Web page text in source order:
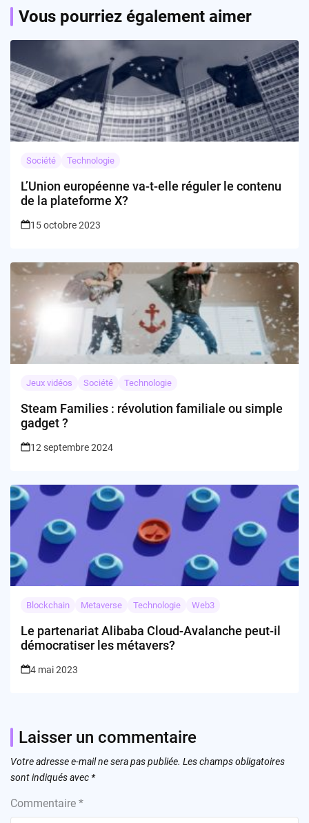
Vous pourriez également aimer
Société Technologie
L’Union européenne va-t-elle réguler le contenu
de la plateforme X?
15 octobre 2023
Jeux vidéos Société Technologie
Steam Families : révolution familiale ou simple
gadget ?
12 septembre 2024
Blockchain Metaverse Technologie Web3
Le partenariat Alibaba Cloud-Avalanche peut-il
démocratiser les métavers?
4 mai 2023
Laisser un commentaire
Votre adresse e-mail ne sera pas publiée. Les champs obligatoires
sont indiqués avec *
Commentaire *